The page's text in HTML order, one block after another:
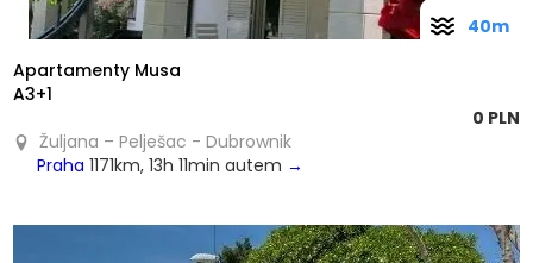
Apartamenty Musa
A3+1
0 PLN
Žuljana – Pelješac - Dubrownik
Praha 1171km, 13h 11min autem →
40m